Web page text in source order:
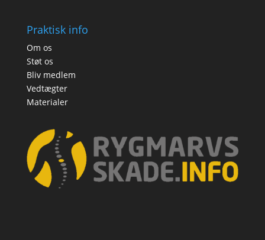
Praktisk info
Om os
Støt os
Bliv medlem
Vedtægter
Materialer